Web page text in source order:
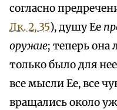
согласно
Лк. 2, 35), душу Ее
оружие; теперь она
только было для
все мысли Ее, все
вращались около